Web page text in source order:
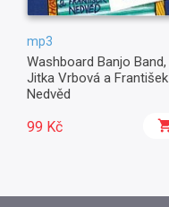
mp3
Washboard Banjo Band,
Jitka Vrbová a František
Nedvěd
99 Kč